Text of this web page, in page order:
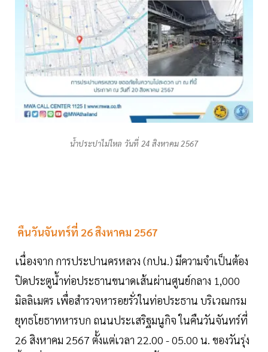
น้ำประปาไม่ไหล วันที่ 24 สิงหาคม 2567
คืนวันจันทร์ที่ 26 สิงหาคม 2567
เนื่องจาก การประปานครหลวง (กปน.) มีความจำเป็นต้อง
ปิดประตูน้ำท่อประธานขนาดเส้นผ่านศูนย์กลาง 1,000
มิลลิเมตร เพื่อสำรวจหารอยรั่วในท่อประธาน บริเวณกรม
ยุทธโยธาทหารบก ถนนประเสริฐมนูกิจ ในคืนวันจันทร์ที่
26 สิงหาคม 2567 ตั้งแต่เวลา 22.00 - 05.00 น. ของวันรุ่ง